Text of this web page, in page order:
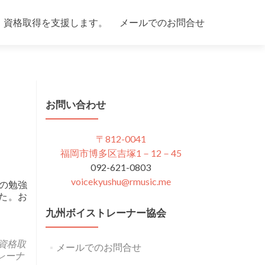
格取得を支援します。 メールでのお問合せ
勉強
。お
格取
ーナ
お問い合わせ
〒812-0041
福岡市博多区吉塚1－12－45
092-621-0803
voicekyushu@rmusic.me
九州ボイストレーナー協会
メールでのお問合せ